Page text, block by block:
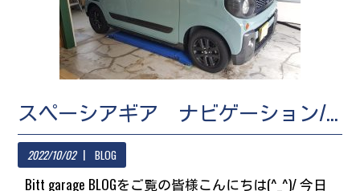
スペーシアギア ナビゲーション/ＥＴＣ車載器／ドライブレコーダー取付
2022/10/02 BLOG
Bitt garage BLOGをご覧の皆様こんにちは(^_^)/ 今日